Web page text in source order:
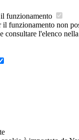
funzionamento
il funzionamento non
consultare l'elenco